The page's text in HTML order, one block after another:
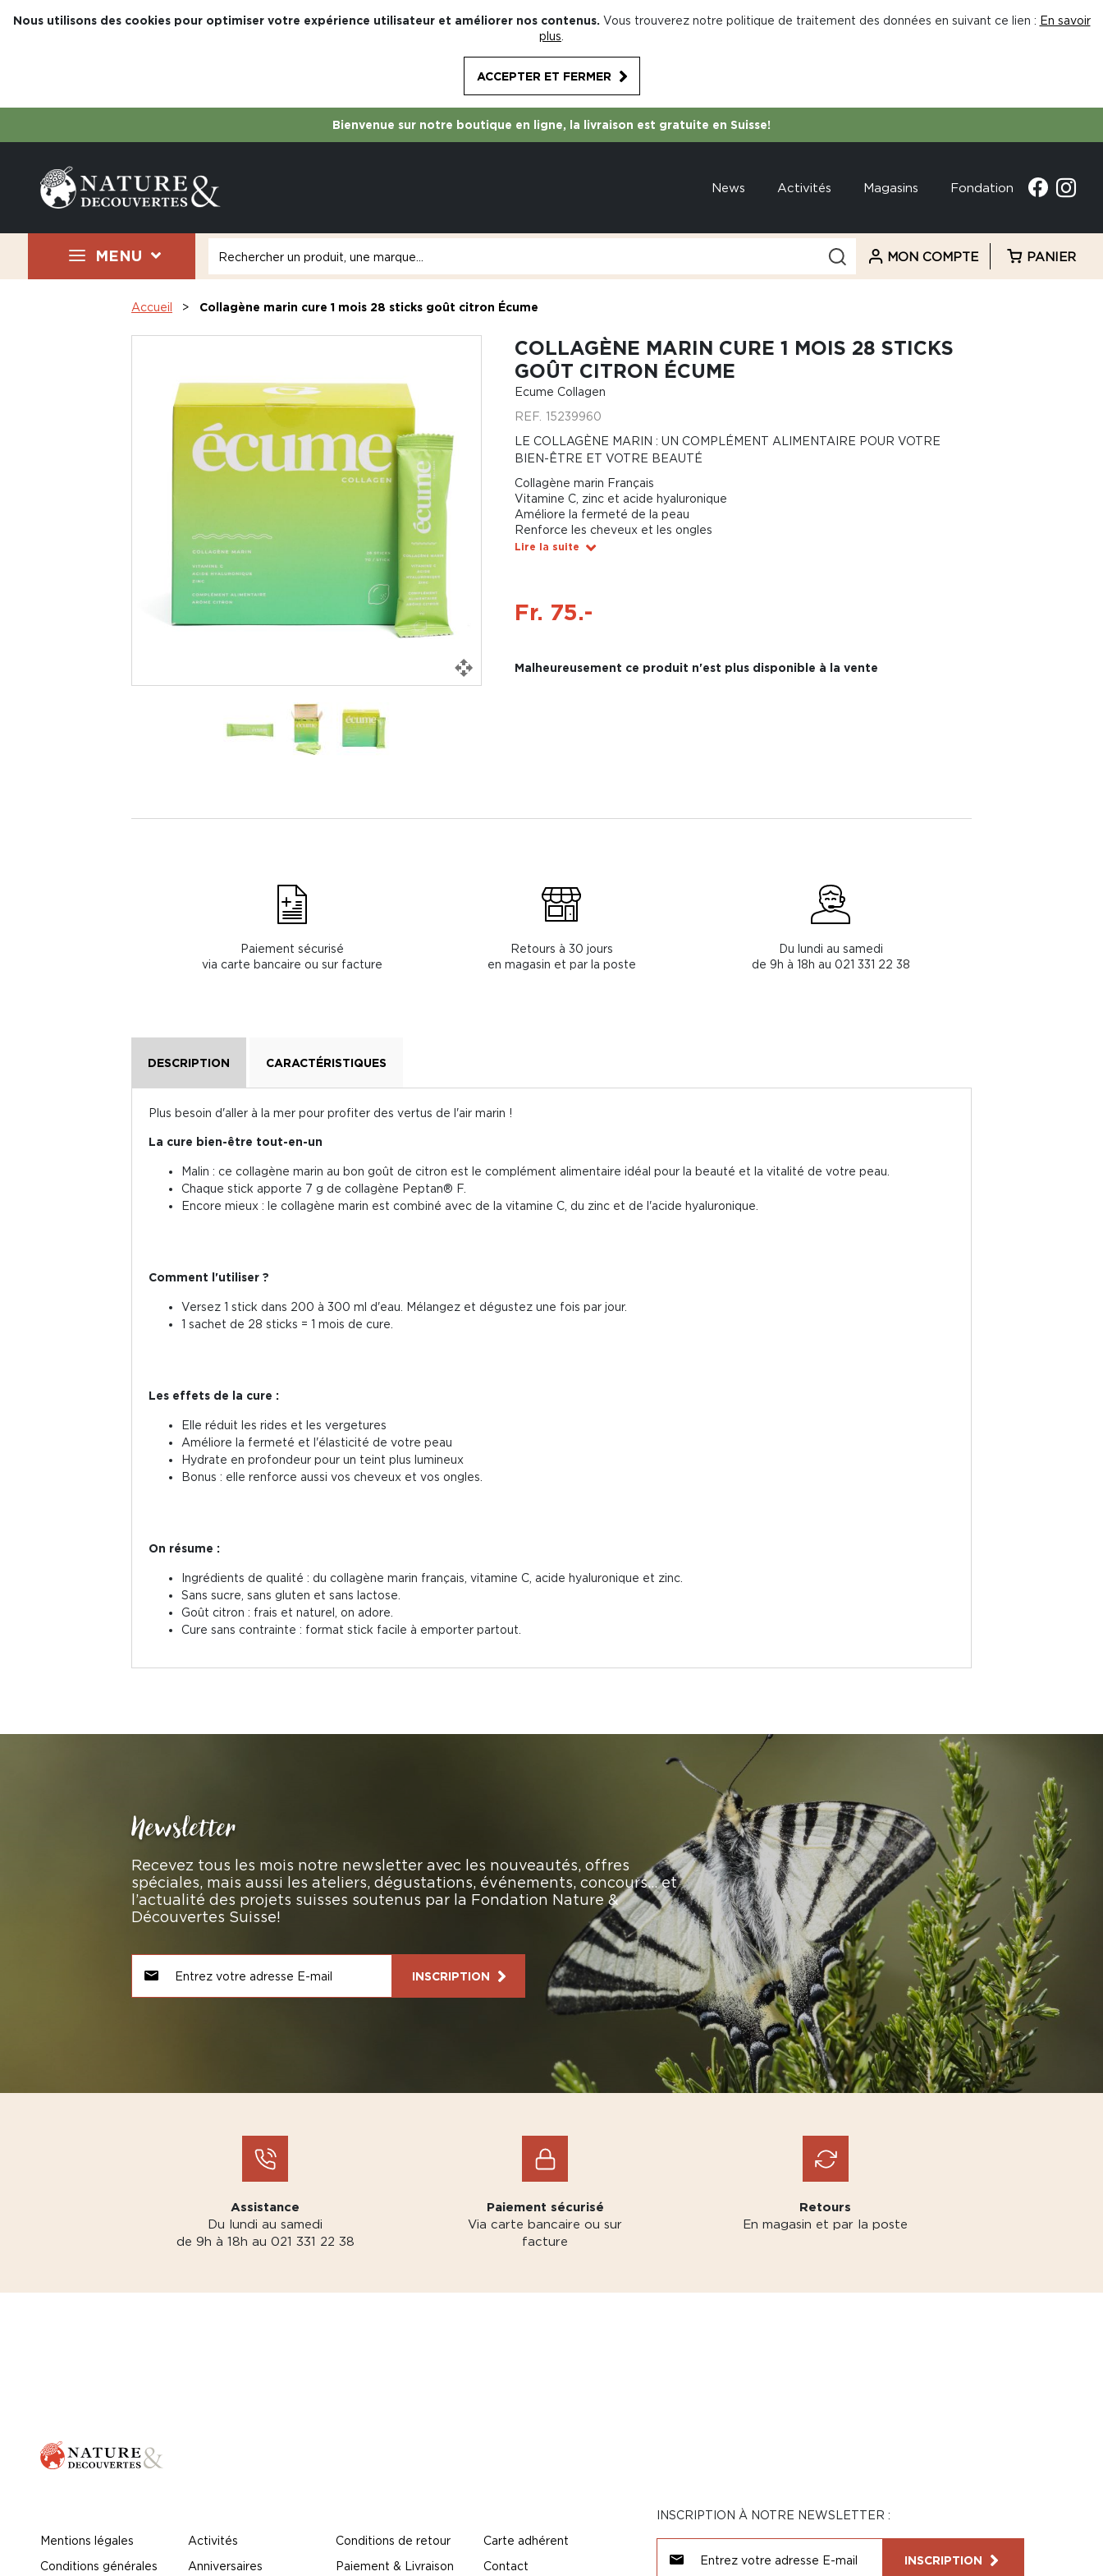
Nous utilisons des cookies pour optimiser votre expérience utilisateur et améliorer nos contenus. Vous trouverez notre politique de traitement des données en suivant ce lien : En savoir
plus
ACCEPTER ET FERMER
Bienvenue sur notre boutique en ligne, la livraison est gratuite en Suisse!
News Activités Magasins Fondation
MENU MON COMPTE PANIER
Accueil Collagène marin cure 1 mois 28 sticks goût citron Écume
COLLAGÈNE MARIN CURE 1 MOIS 28 STICKS
GOÛT CITRON ÉCUME
Ecume Collagen
REF. 15239960
LE COLLAGÈNE MARIN : UN COMPLÉMENT ALIMENTAIRE POUR VOTRE
BIEN-ÊTRE ET VOTRE BEAUTÉ
Collagène marin Français
Vitamine C, zinc et acide hyaluronique
Améliore la fermeté de la peau
Renforce les cheveux et les ongles
Lire la suite
Fr. 75.-
Malheureusement ce produit n'est plus disponible à la vente
Paiement sécurisé
via carte bancaire ou sur facture
Retours à 30 jours
en magasin et par la poste
Du lundi au samedi
de 9h à 18h au 021 331 22 38
DESCRIPTION CARACTÉRISTIQUES
Plus besoin d'aller à la mer pour profiter des vertus de l'air marin !
La cure bien-être tout-en-un
Malin : ce collagène marin au bon goût de citron est le complément alimentaire idéal pour la beauté et la vitalité de votre peau.
Chaque stick apporte 7 g de collagène Peptan® F.
Encore mieux : le collagène marin est combiné avec de la vitamine C, du zinc et de l'acide hyaluronique.
Comment l'utiliser ?
Versez 1 stick dans 200 à 300 ml d'eau. Mélangez et dégustez une fois par jour.
1 sachet de 28 sticks = 1 mois de cure.
Les effets de la cure :
Elle réduit les rides et les vergetures
Améliore la fermeté et l'élasticité de votre peau
Hydrate en profondeur pour un teint plus lumineux
Bonus : elle renforce aussi vos cheveux et vos ongles.
On résume :
Ingrédients de qualité : du collagène marin français, vitamine C, acide hyaluronique et zinc.
Sans sucre, sans gluten et sans lactose.
Goût citron : frais et naturel, on adore.
Cure sans contrainte : format stick facile à emporter partout.
Newsletter
Recevez tous les mois notre newsletter avec les nouveautés, offres
spéciales, mais aussi les ateliers, dégustations, événements, concours… et
l’actualité des projets suisses soutenus par la Fondation Nature &
Découvertes Suisse!
INSCRIPTION
Assistance
Du lundi au samedi
de 9h à 18h au 021 331 22 38
Paiement sécurisé
Via carte bancaire ou sur
facture
Retours
En magasin et par la poste
Mentions légales
Conditions générales
Activités
Anniversaires
Conditions de retour
Paiement & Livraison
Carte adhérent
Contact
INSCRIPTION À NOTRE NEWSLETTER :
INSCRIPTION